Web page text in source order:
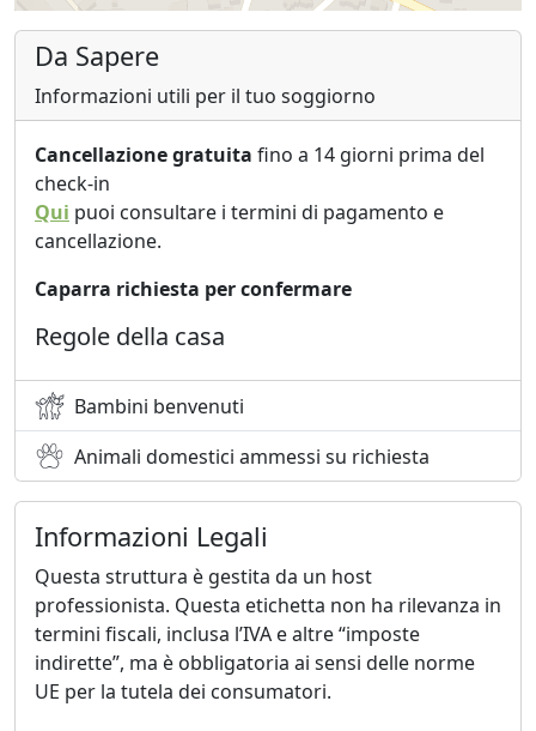
Da Sapere
Informazioni utili per il tuo soggiorno
Cancellazione gratuita fino a 14 giorni prima del
check-in
Qui puoi consultare i termini di pagamento e
cancellazione.
Caparra richiesta per confermare
Regole della casa
Bambini benvenuti
Animali domestici ammessi su richiesta
Informazioni Legali
Questa struttura è gestita da un host
professionista. Questa etichetta non ha rilevanza in
termini fiscali, inclusa l’IVA e altre “imposte
indirette”, ma è obbligatoria ai sensi delle norme
UE per la tutela dei consumatori.